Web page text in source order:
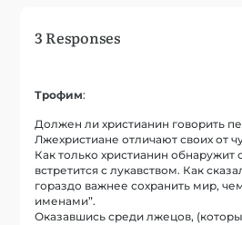
3 Responses
Трофим:
Должен ли христианин говорить
Лжехристиане отличают своих от
Как только христианин обнаружит
встретится с лукавством. Как
гораздо важнее сохранить мир,
именами”.
Оказавшись среди лжецов,